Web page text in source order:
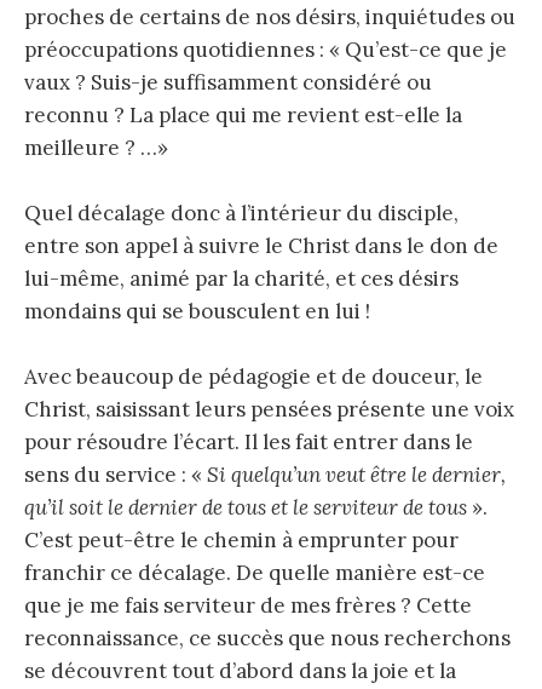
proches de certains de nos désirs, inquiétudes ou
préoccupations quotidiennes : « Qu’est-ce que je
vaux ? Suis-je suffisamment considéré ou
reconnu ? La place qui me revient est-elle la
meilleure ? …»
Quel décalage donc à l’intérieur du disciple,
entre son appel à suivre le Christ dans le don de
lui-même, animé par la charité, et ces désirs
mondains qui se bousculent en lui !
Avec beaucoup de pédagogie et de douceur, le
Christ, saisissant leurs pensées présente une voix
pour résoudre l’écart. Il les fait entrer dans le
sens du service : « Si quelqu’un veut être le dernier,
qu’il soit le dernier de tous et le serviteur de tous ».
C’est peut-être le chemin à emprunter pour
franchir ce décalage. De quelle manière est-ce
que je me fais serviteur de mes frères ? Cette
reconnaissance, ce succès que nous recherchons
se découvrent tout d’abord dans la joie et la